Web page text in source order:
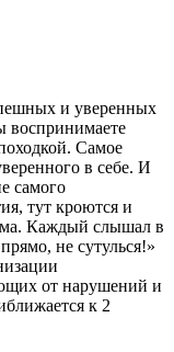
и уверенных
воспринимаете
Самое
в себе. И
самого
тут кроются и
Каждый слышал в
не сутулься!»
от нарушений и
к 2